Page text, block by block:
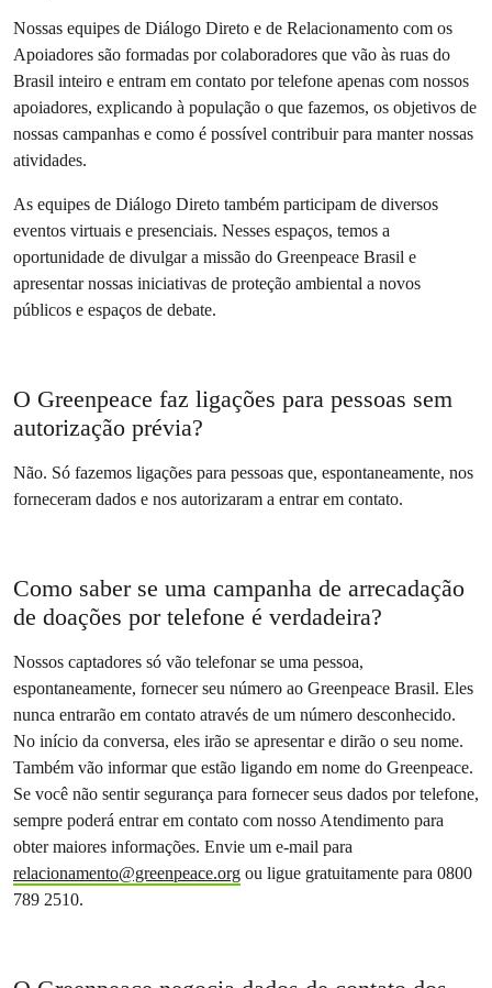
Nossas equipes de Diálogo Direto e de Relacionamento com os
Apoiadores são formadas por colaboradores que vão às ruas do
Brasil inteiro e entram em contato por telefone apenas com nossos
apoiadores, explicando à população o que fazemos, os objetivos de
nossas campanhas e como é possível contribuir para manter nossas
atividades.
As equipes de Diálogo Direto também participam de diversos
eventos virtuais e presenciais. Nesses espaços, temos a
oportunidade de divulgar a missão do Greenpeace Brasil e
apresentar nossas iniciativas de proteção ambiental a novos
públicos e espaços de debate.
O Greenpeace faz ligações para pessoas sem
autorização prévia?
Não. Só fazemos ligações para pessoas que, espontaneamente, nos
forneceram dados e nos autorizaram a entrar em contato.
Como saber se uma campanha de arrecadação
de doações por telefone é verdadeira?
Nossos captadores só vão telefonar se uma pessoa,
espontaneamente, fornecer seu número ao Greenpeace Brasil. Eles
nunca entrarão em contato através de um número desconhecido.
No início da conversa, eles irão se apresentar e dirão o seu nome.
Também vão informar que estão ligando em nome do Greenpeace.
Se você não sentir segurança para fornecer seus dados por telefone,
sempre poderá entrar em contato com nosso Atendimento para
obter maiores informações. Envie um e-mail para
relacionamento@greenpeace.org ou ligue gratuitamente para 0800
789 2510.